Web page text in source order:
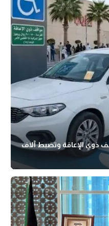
ذوي الإعاقة وتضبط آلاف